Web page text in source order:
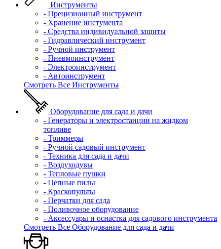
Инструменты
- Прецизионный инструмент
- Хранение инстумента
- Средства индивидуальной защиты
- Гидравлический инструмент
- Ручной инструмент
- Пневмоинструмент
- Электроинструмент
- Автоинструмент
Смотреть Все Инструменты
Оборудование для сада и дачи
- Генераторы и электростанции на жидком
топливе
- Триммеры
- Ручной садовый инструмент
- Техника для сада и дачи
- Воздуходувы
- Тепловые пушки
- Цепные пилы
- Краскопульты
- Перчатки для сада
- Поливочное оборудование
- Аксессуары и оснастка для садового инструмента
Смотреть Все Оборудование для сада и дачи